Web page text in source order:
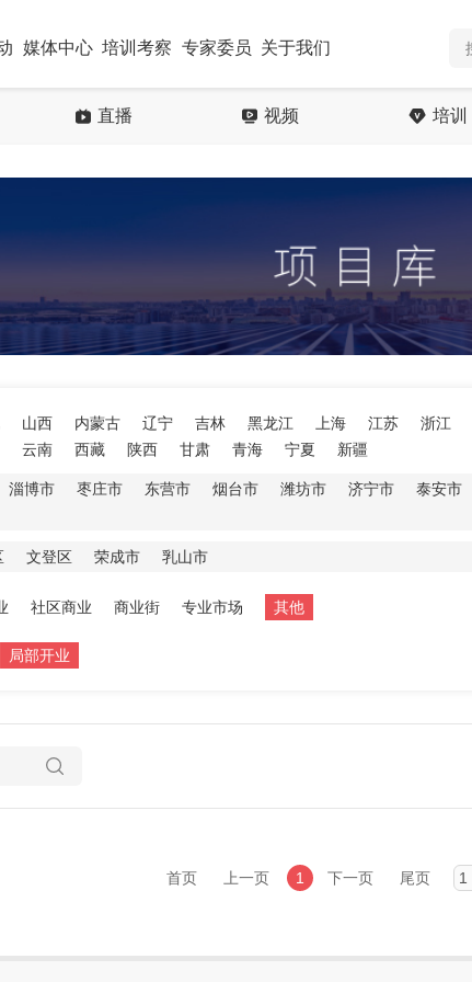
媒体中心 培训考察 专家委员 关于我们
直播 视频 培训
山西 内蒙古 辽宁 吉林 黑龙江 上海 江苏 浙江
云南 西藏 陕西 甘肃 青海 宁夏 新疆
淄博市 枣庄市 东营市 烟台市 潍坊市 济宁市 泰安市
文登区 荣成市 乳山市
社区商业 商业街 专业市场 其他
局部开业
首页 上一页 1 下一页 尾页